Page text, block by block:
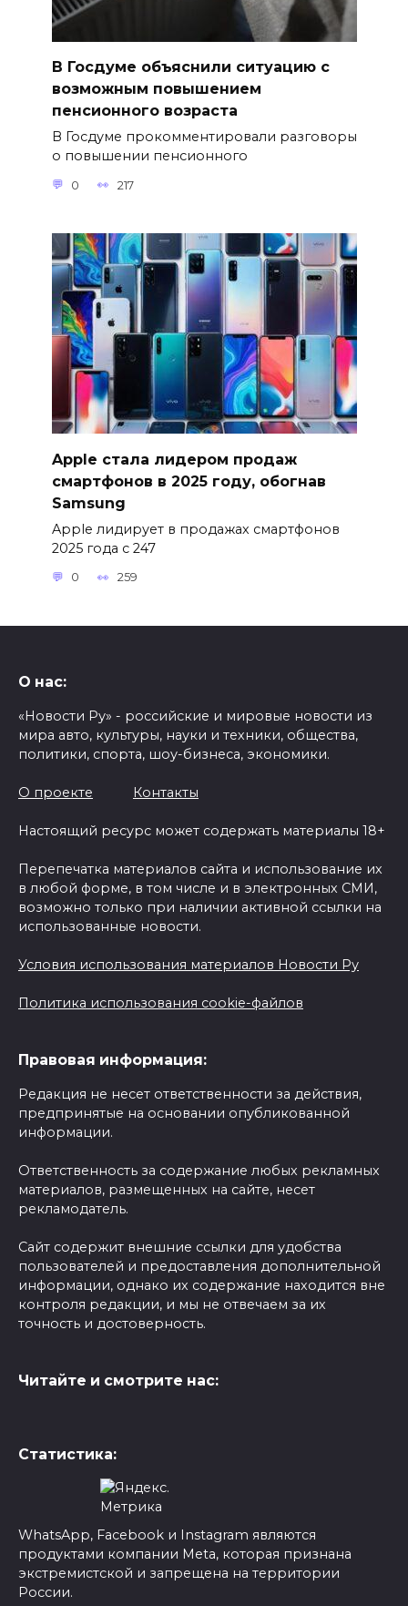
В Госдуме объяснили ситуацию с
возможным повышением
пенсионного возраста
В Госдуме прокомментировали разговоры
о повышении пенсионного
0 217
Apple стала лидером продаж
смартфонов в 2025 году, обогнав
Samsung
Apple лидирует в продажах смартфонов
2025 года с 247
0 259
О нас:
«Новости Ру» - российские и мировые новости из
мира авто, культуры, науки и техники, общества,
политики, спорта, шоу-бизнеса, экономики.
О проекте Контакты
Настоящий ресурс может содержать материалы 18+
Перепечатка материалов сайта и использование их
в любой форме, в том числе и в электронных СМИ,
возможно только при наличии активной ссылки на
использованные новости.
Условия использования материалов Новости Ру
Политика использования cookie-файлов
Правовая информация:
Редакция не несет ответственности за действия,
предпринятые на основании опубликованной
информации.
Ответственность за содержание любых рекламных
материалов, размещенных на сайте, несет
рекламодатель.
Сайт содержит внешние ссылки для удобства
пользователей и предоставления дополнительной
информации, однако их содержание находится вне
контроля редакции, и мы не отвечаем за их
точность и достоверность.
Читайте и смотрите нас:
Статистика:
WhatsApp, Facebook и Instagram являются
продуктами компании Meta, которая признана
экстремистской и запрещена на территории
России.